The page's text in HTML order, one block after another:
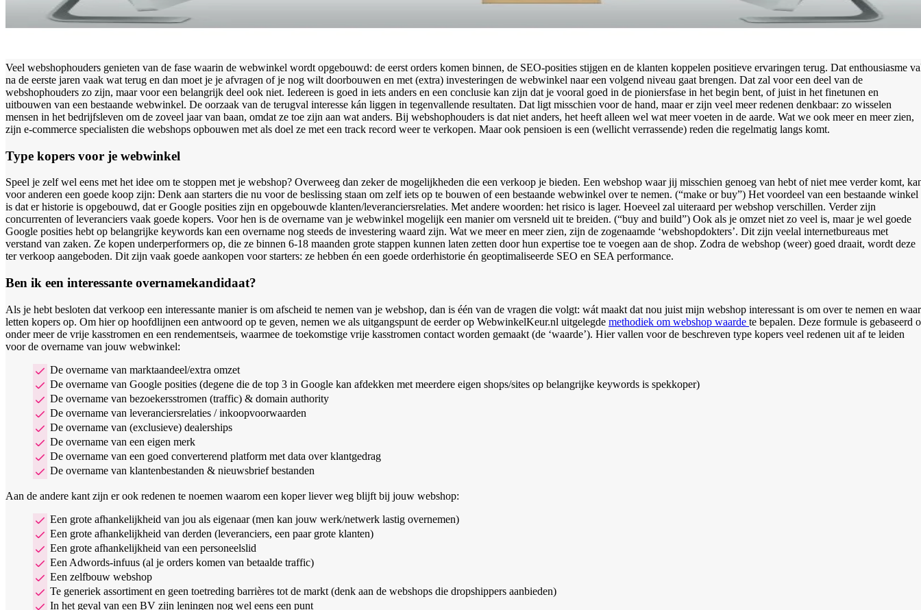
Veel webshophouders genieten van de fase waarin de webwinkel wordt opgebouwd: de eerst orders komen binnen, de SEO-posities stijgen en de klanten koppelen positieve ervaringen terug. Dat enthousiasme
na de eerste jaren vaak wat terug en dan moet je je afvragen of je nog wilt doorbouwen en met (extra) investeringen de webwinkel naar een volgend niveau gaat brengen. Dat zal voor een deel van de
webshophouders zo zijn, maar voor een belangrijk deel ook niet. Iedereen is goed in iets anders en een conclusie kan zijn dat je vooral goed in de pioniersfase in het begin bent, of juist in het finetunen en
uitbouwen van een bestaande webwinkel. De oorzaak van de terugval interesse kán liggen in tegenvallende resultaten. Dat ligt misschien voor de hand, maar er zijn veel meer redenen denkbaar: zo wisselen
mensen in het bedrijfsleven om de zoveel jaar van baan, omdat ze toe zijn aan wat anders. Bij webshophouders is dat niet anders, het heeft alleen wel wat meer voeten in de aarde. Wat we ook meer en meer zien,
zijn e-commerce specialisten die webshops opbouwen met als doel ze met een track record weer te verkopen. Maar ook pensioen is een (wellicht verrassende) reden die regelmatig langs komt.
Type kopers voor je webwinkel
Speel je zelf wel eens met het idee om te stoppen met je webshop? Overweeg dan zeker de mogelijkheden die een verkoop je bieden. Een webshop waar jij misschien genoeg van hebt of niet mee verder komt,
voor anderen een goede koop zijn: Denk aan starters die nu voor de beslissing staan om zelf iets op te bouwen of een bestaande webwinkel over te nemen. (“make or buy”) Het voordeel van een bestaande winkel
is dat er historie is opgebouwd, dat er Google posities zijn en opgebouwde klanten/leveranciersrelaties. Met andere woorden: het risico is lager. Hoeveel zal uiteraard per webshop verschillen. Verder zijn
concurrenten of leveranciers vaak goede kopers. Voor hen is de overname van je webwinkel mogelijk een manier om versneld uit te breiden. (“buy and build”) Ook als je omzet niet zo veel is, maar je wel goede
Google posities hebt op belangrijke keywords kan een overname nog steeds de investering waard zijn. Wat we meer en meer zien, zijn de zogenaamde ‘webshopdokters’. Dit zijn veelal internetbureaus met
verstand van zaken. Ze kopen underperformers op, die ze binnen 6-18 maanden grote stappen kunnen laten zetten door hun expertise toe te voegen aan de shop. Zodra de webshop (weer) goed draait, wordt deze
ter verkoop aangeboden. Dit zijn vaak goede aankopen voor starters: ze hebben én een goede orderhistorie én geoptimaliseerde SEO en SEA performance.
Ben ik een interessante overnamekandidaat?
Als je hebt besloten dat verkoop een interessante manier is om afscheid te nemen van je webshop, dan is één van de vragen die volgt: wát maakt dat nou juist mijn webshop interessant is om over te nemen en waar
letten kopers op. Om hier op hoofdlijnen een antwoord op te geven, nemen we als uitgangspunt de eerder op WebwinkelKeur.nl uitgelegde methodiek om webshop waarde te bepalen. Deze formule is gebaseerd
onder meer de vrije kasstromen en een rendementseis, waarmee de toekomstige vrije kasstromen contact worden gemaakt (de ‘waarde’). Hier vallen voor de beschreven type kopers veel redenen uit af te leiden
voor de overname van jouw webwinkel:
De overname van marktaandeel/extra omzet
De overname van Google posities (degene die de top 3 in Google kan afdekken met meerdere eigen shops/sites op belangrijke keywords is spekkoper)
De overname van bezoekersstromen (traffic) & domain authority
De overname van leveranciersrelaties / inkoopvoorwaarden
De overname van (exclusieve) dealerships
De overname van een eigen merk
De overname van een goed converterend platform met data over klantgedrag
De overname van klantenbestanden & nieuwsbrief bestanden
Aan de andere kant zijn er ook redenen te noemen waarom een koper liever weg blijft bij jouw webshop:
Een grote afhankelijkheid van jou als eigenaar (men kan jouw werk/netwerk lastig overnemen)
Een grote afhankelijkheid van derden (leveranciers, een paar grote klanten)
Een grote afhankelijkheid van een personeelslid
Een Adwords-infuus (al je orders komen van betaalde traffic)
Een zelfbouw webshop
Te generiek assortiment en geen toetreding barrières tot de markt (denk aan de webshops die dropshippers aanbieden)
In het geval van een BV zijn leningen nog wel eens een punt